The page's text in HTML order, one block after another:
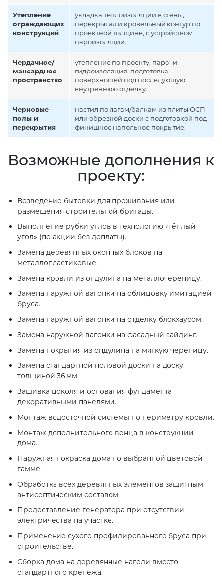
Утепление
ограждающих
конструкций
укладка теплоизоляции в стены,
перекрытия и кровельный контур по
проектной толщине, с устройством
пароизоляции.
Чердачное/
мансардное
пространство
утепление по проекту, паро- и
гидроизоляция, подготовка
поверхностей под последующую
внутреннюю отделку.
Черновые
полы и
перекрытия
настил по лагам/балкам из плиты ОСП
или обрезной доски с подготовкой под
финишное напольное покрытие.
Возможные дополнения к
проекту:
Возведение бытовки для проживания или
размещения строительной бригады.
Выполнение рубки углов в технологию «тёплый
угол» (по акции без доплаты).
Замена деревянных оконных блоков на
металлопластиковые.
Замена кровли из ондулина на металлочерепицу.
Замена наружной вагонки на облицовку имитацией
бруса.
Замена наружной вагонки на отделку блокхаусом.
Замена наружной вагонки на фасадный сайдинг.
Замена покрытия из ондулина на мягкую черепицу.
Замена стандартной половой доски на доску
толщиной 36 мм.
Зашивка цоколя и основания фундамента
декоративными панелями.
Монтаж водосточной системы по периметру кровли.
Монтаж дополнительного венца в конструкции
дома.
Наружная покраска дома по выбранной цветовой
гамме.
Обработка всех деревянных элементов защитным
антисептическим составом.
Предоставление генератора при отсутствии
электричества на участке.
Применение сухого профилированного бруса при
строительстве.
Сборка дома на деревянные нагели вместо
стандартного крепежа.